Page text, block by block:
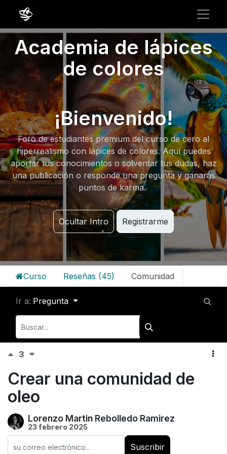
Academia de lápices
de colores
¡Bienvenido!
Foro de estudiantes premium del curso de cero al
hiperrealismo con lápices de colores. Aquí puedes
aportar tus conocimientos o solventar tus dudas, haz
una publicación o responde una pregunta y ganarás
puntos de karma.
Ocultar Intro Registrarme
Curso Reseñas (45) Comunidad
Ir a: Pregunta
3
Crear una comunidad de
oleo
Lorenzo Martin Rebolledo Ramirez
23 febrero 2025
Suscribir